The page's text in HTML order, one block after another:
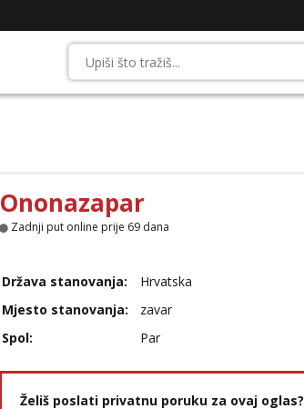
Ononazapar
Zadnji put online prije 69 dana
Država stanovanja:
Hrvatska
Mjesto stanovanja:
zavar
Spol:
Par
Želiš poslati privatnu poruku za ovaj oglas?